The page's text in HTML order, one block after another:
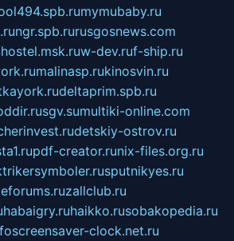
mymubaby.ru
ngr.spb.rurusgosnews.com
w-dev.ruf-ship.ru
malinasp.rukinosvin.ru
deltaprim.spb.ru
sgv.sumultiki-online.com
detskiy-ostrov.ru
pdf-creator.runix-files.org.ru
sputnikyes.ru
zallclub.ru
habaigry.ruhaikko.rusobakopedia.ru
screensaver-clock.net.ru